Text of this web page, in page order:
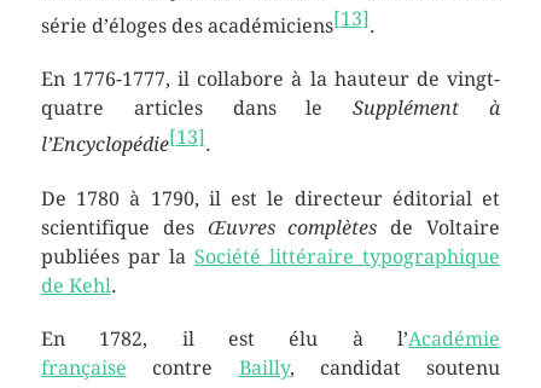
série d’éloges des académiciens[13].
En 1776-1777, il collabore à la hauteur de vingt-
quatre articles dans leSupplément à
l’Encyclopédie[13].
De 1780 à 1790, il est le directeur éditorial et
scientifique des Œuvres complètes de Voltaire
publiées par laSociété littéraire typographique
de Kehl.
En 1782, il est élu à l’Académie
française contre Bailly, candidat soutenu